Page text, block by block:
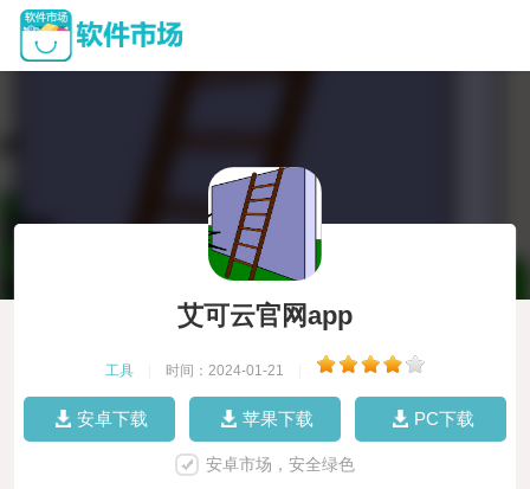
艾可云官网app
工具 时间：2024-01-21
安卓下载 苹果下载 PC下载
安卓市场，安全绿色